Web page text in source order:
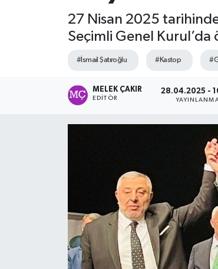
27 Nisan 2025
Seçimli Genel Kurul’da
#İsmail Şatıroğlu #Kastop
MELEK ÇAKIR
EDITÖR
28.04.2025 -